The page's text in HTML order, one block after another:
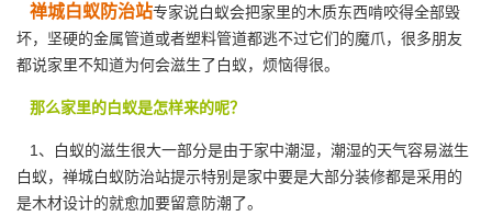
禅城白蚁防治站专家说白蚁会把家里的木质东西啃咬得全部毁
坏，坚硬的金属管道或者塑料管道都逃不过它们的魔爪，很多朋友
都说家里不知道为何会滋生了白蚁，烦恼得很。
那么家里的白蚁是怎样来的呢？
1、白蚁的滋生很大一部分是由于家中潮湿，潮湿的天气容易滋生
白蚁，禅城白蚁防治站提示特别是家中要是大部分装修都是采用的
是木材设计的就愈加要留意防潮了。